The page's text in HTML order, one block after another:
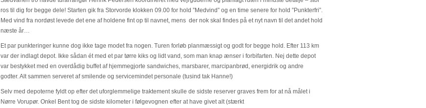
ros til dig for begge dele! Starten gik fra Storvorde klokken 09.00 for hold ”Medvind” og en time senere for hold ”Punkterfri”.
Med vind fra nordøst levede det ene af holdene fint op til navnet, mens der nok skal findes på et nyt navn til det andet hold
næste år…
Et par punkteringer kunne dog ikke tage modet fra nogen. Turen forløb planmæssigt og godt for begge hold. Efter 113 km
var der indlagt depot. Ikke sådan ét med et par tørre kiks og lidt vand, som man knap ænser i forbifarten. Nej dette depot
var bestykket med en overdådig buffet af hjemmegjorte sandwiches, marsbarer, marcipanbrød, energidrik og andre
godter. Alt sammen serveret af smilende og servicemindet personale (tusind tak Hanne!)
Selv med depoterne fyldt op efter det uforglemmelige traktement skulle de sidste reserver graves frem for at nå målet i
Nørre Vorupør. Onkel Bent tog de sidste kilometer i følgevognen efter at have givet alt (stærkt